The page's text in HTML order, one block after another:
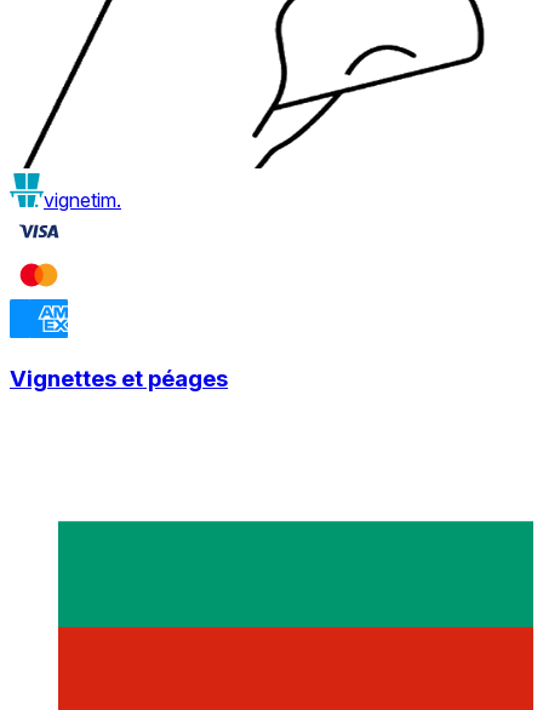
vignetim.
Vignettes et péages